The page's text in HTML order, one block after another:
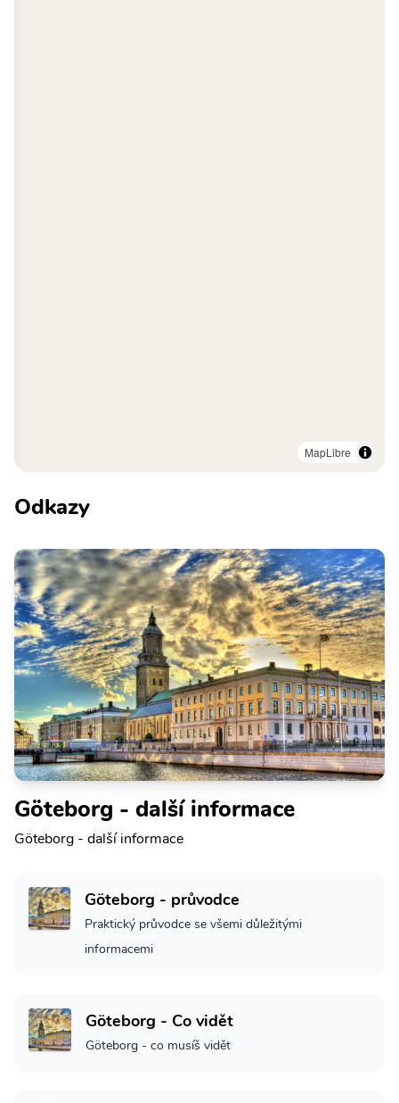
MapLibre
Odkazy
Göteborg - další informace
Göteborg - další informace
Göteborg - průvodce
Praktický průvodce se všemi důležitými
informacemi
Göteborg - Co vidět
Göteborg - co musíš vidět